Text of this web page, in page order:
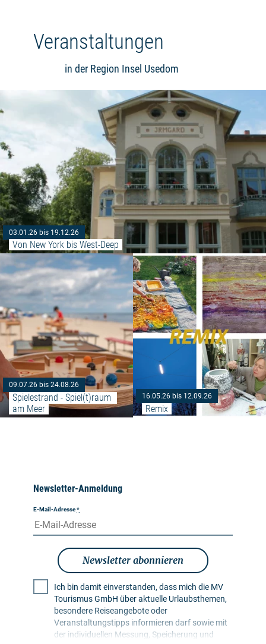
Veranstaltungen
in der Region Insel Usedom
03.01.26 bis 19.12.26
Von New York bis West-Deep
09.07.26 bis 24.08.26
Spielestrand - Spiel(t)raum
am Meer
Weiterlesen: "Spielestrand -
16.05.26 bis 12.09.26
Remix
Newsletter-Anmeldung
E-Mail-Adresse*
Newsletter abonnieren
Ich bin damit einverstanden, dass mich die MV
Tourismus GmbH über aktuelle Urlaubsthemen,
besondere Reiseangebote oder
Veranstaltungstipps informieren darf sowie mit
der individuellen Messung, Speicherung und